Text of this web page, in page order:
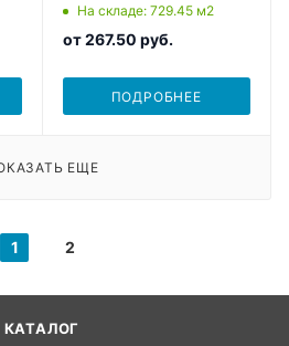
На складе: 729.45 м2
от267.50 руб.
ПОДРОБНЕЕ
ЕЩЕ
1 2
КАТАЛОГ